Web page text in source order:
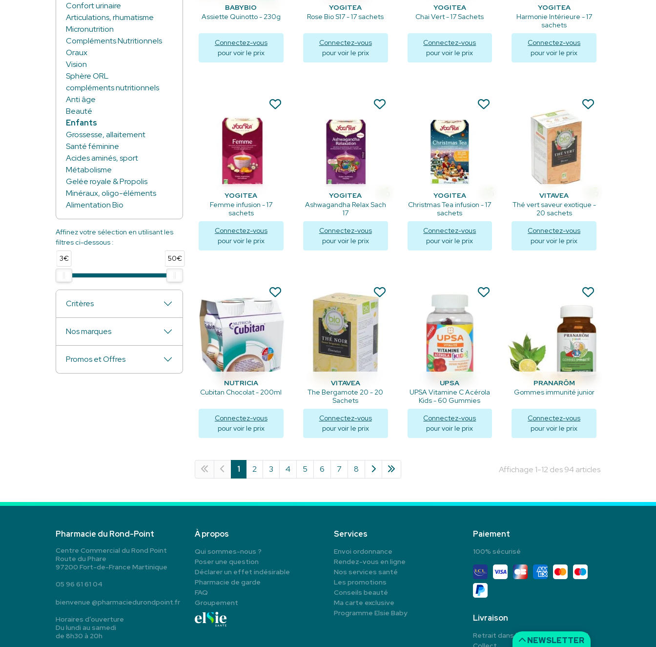
BABYBIO
Assiette Quinotto - 230g
Connectez-vous
pour voir le prix
YOGITEA
Rose Bio S17 - 17 sachets
Connectez-vous
pour voir le prix
YOGITEA
Chai Vert - 17 Sachets
Connectez-vous
pour voir le prix
YOGITEA
Harmonie Intérieure - 17
sachets
Connectez-vous
pour voir le prix
YOGITEA
Femme infusion - 17
sachets
Connectez-vous
pour voir le prix
YOGITEA
Ashwagandha Relax Sach
17
Connectez-vous
pour voir le prix
YOGITEA
Christmas Tea infusion - 17
sachets
Connectez-vous
pour voir le prix
VITAVEA
Thé vert saveur exotique -
20 sachets
Connectez-vous
pour voir le prix
NUTRICIA
Cubitan Chocolat - 200ml
Connectez-vous
pour voir le prix
Visualiser
VITAVEA
The Bergamote 20 - 20
Sachets
Connectez-vous
pour voir le prix
Visualiser
UPSA
UPSA Vitamine C Acérola
Kids - 60 Gummies
Connectez-vous
pour voir le prix
PRANARÔM
Gommes immunité junior
Connectez-vous
pour voir le prix
Affichage 1-12 des 94 articles
1 2 3 4 5 6 7 8
Confort urinaire
Articulations, rhumatisme
Micronutrition
Compléments Nutritionnels
Oraux
Vision
Sphère ORL
compléments nutritionnels
Anti âge
Beauté
Enfants
Grossesse, allaitement
Santé féminine
Acides aminés, sport
Métabolisme
Gelée royale & Propolis
Minéraux, oligo-éléments
Alimentation Bio
Affinez votre sélection en utilisant les
filtres ci-dessous :
3€
50€
Critères
Nos marques
Promos et Offres
NEWSLETTER
Pharmacie du Rond-Point
Centre Commercial du Rond Point
Route du Phare
97200 Fort-de-France Martinique
05 96 61 61 04
bienvenue @pharmaciedurondpoint.fr
Horaires d’ouverture
Du lundi au samedi
de 8h30 à 20h
À propos
Qui sommes-nous ?
Poser une question
Déclarer un effet indésirable
Pharmacie de garde
FAQ
Groupement
Services
Envoi ordonnance
Rendez-vous en ligne
Nos services santé
Les promotions
Conseils beauté
Ma carte exclusive
Programme Elsie Baby
Paiement
100% sécurisé
Livraison
Retrait dans la pharmacie en Click &